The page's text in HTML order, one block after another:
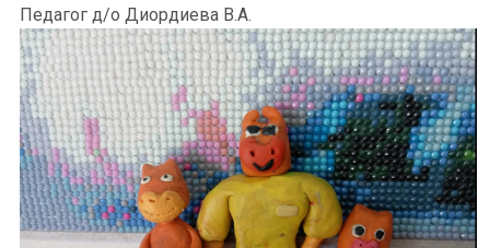
Педагог д/о Диордиева В.А.